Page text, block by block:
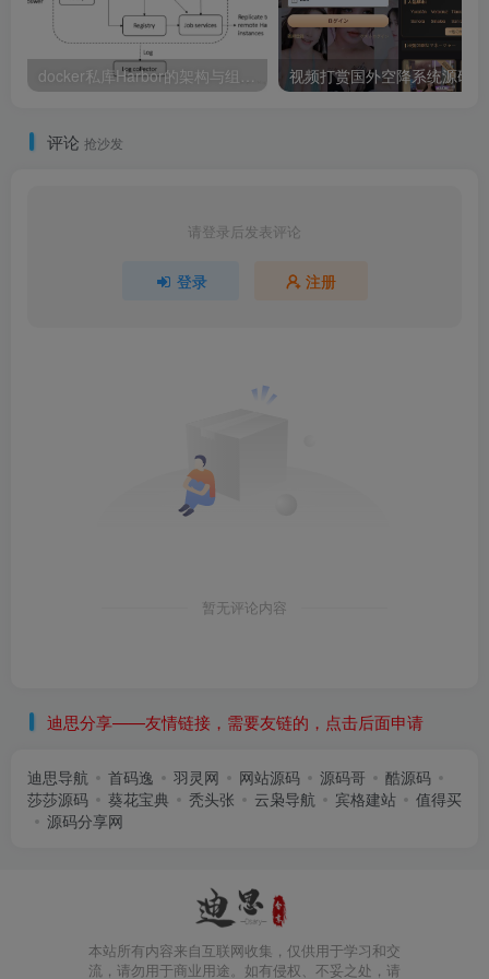
评论 抢沙发
请登录后发表评论
登录 注册
暂无评论内容
迪思分享——友情链接，需要友链的，点击后面申请
迪思导航 首码逸 羽灵网 网站源码 源码哥
酷源码
莎莎源码
葵花宝典 秃头张 云枭导航 宾格建站
值得买
源码分享网
本站所有内容来自互联网收集，仅供用于学习和交
流，请勿用于商业用途。如有侵权、不妥之处，请